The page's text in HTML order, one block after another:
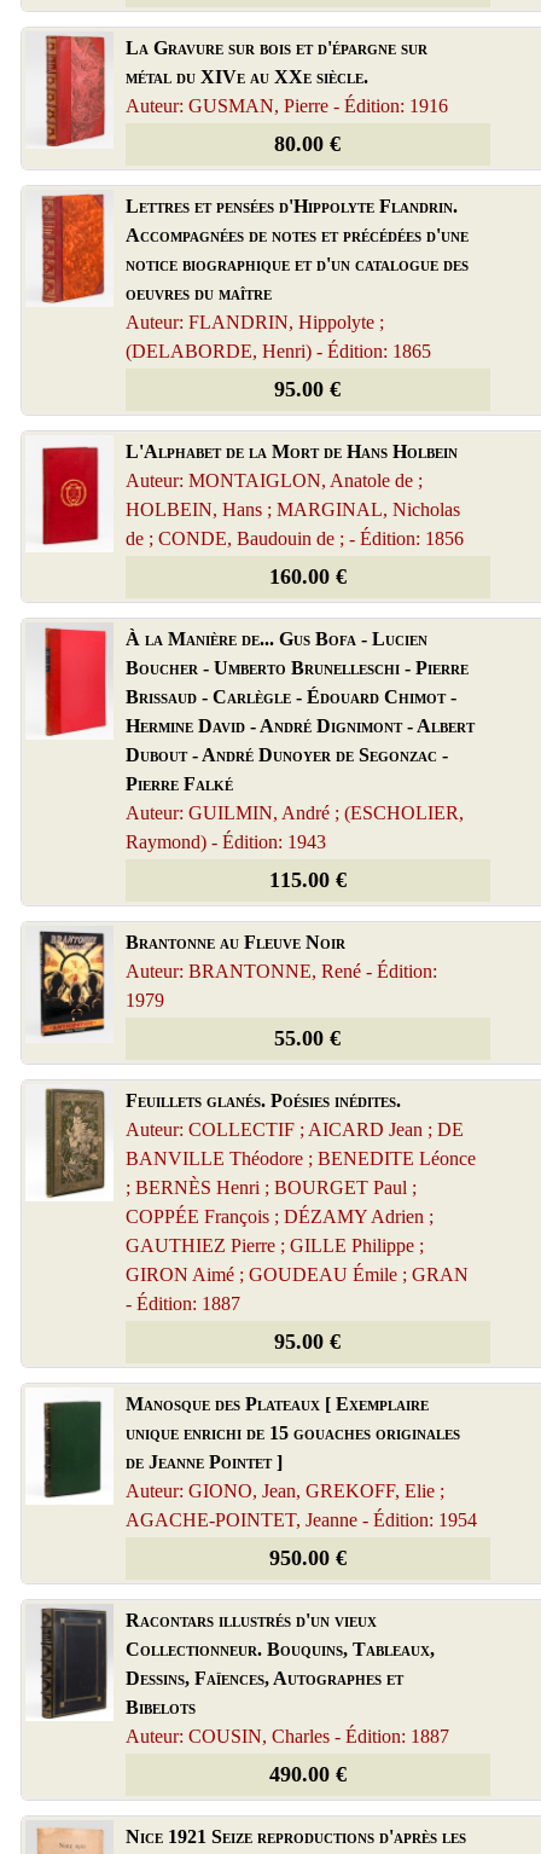
La Gravure sur bois et d'épargne sur
métal du XIVe au XXe siècle.
Auteur: GUSMAN, Pierre - Édition: 1916
80.00 €
Lettres et pensées d'Hippolyte Flandrin.
Accompagnées de notes et précédées d'une
notice biographique et d'un catalogue des
oeuvres du maître
Auteur: FLANDRIN, Hippolyte ;
(DELABORDE, Henri) - Édition: 1865
95.00 €
L'Alphabet de la Mort de Hans Holbein
Auteur: MONTAIGLON, Anatole de ;
HOLBEIN, Hans ; MARGINAL, Nicholas
de ; CONDE, Baudouin de ; - Édition: 1856
160.00 €
À la Manière de... Gus Bofa - Lucien
Boucher - Umberto Brunelleschi - Pierre
Brissaud - Carlègle - Édouard Chimot -
Hermine David - André Dignimont - Albert
Dubout - André Dunoyer de Segonzac -
Pierre Falké
Auteur: GUILMIN, André ; (ESCHOLIER,
Raymond) - Édition: 1943
115.00 €
Brantonne au Fleuve Noir
Auteur: BRANTONNE, René - Édition:
1979
55.00 €
Feuillets glanés. Poésies inédites.
Auteur: COLLECTIF ; AICARD Jean ; DE
BANVILLE Théodore ; BENEDITE Léonce
; BERNÈS Henri ; BOURGET Paul ;
COPPÉE François ; DÉZAMY Adrien ;
GAUTHIEZ Pierre ; GILLE Philippe ;
GIRON Aimé ; GOUDEAU Émile ; GRAN
- Édition: 1887
95.00 €
Manosque des Plateaux [ Exemplaire
unique enrichi de 15 gouaches originales
de Jeanne Pointet ]
Auteur: GIONO, Jean, GREKOFF, Elie ;
AGACHE-POINTET, Jeanne - Édition: 1954
950.00 €
Racontars illustrés d'un vieux
Collectionneur. Bouquins, Tableaux,
Dessins, Faïences, Autographes et
Bibelots
Auteur: COUSIN, Charles - Édition: 1887
490.00 €
Nice 1921 Seize reproductions d'après les